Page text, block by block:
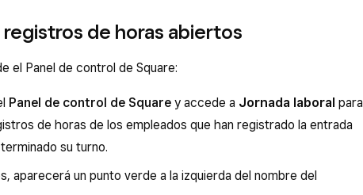
de horas abiertos
el Panel de control de Square:
Panel de control de Square y accede a Jornada laboral para
de horas de los empleados que han registrado la entrada
su turno.
aparecerá un punto verde a la izquierda del nombre del